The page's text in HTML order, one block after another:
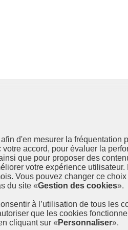
d'en mesurer la fréquentation
accord, pour évaluer la
que pour proposer des
votre expérience utilisateur.
Vous pouvez changer ce choix
du site «Gestion des cookies».
à l’utilisation de tous les
que les cookies
cliquant sur « Personnaliser».
l’Agenda 2030 et la feuille de